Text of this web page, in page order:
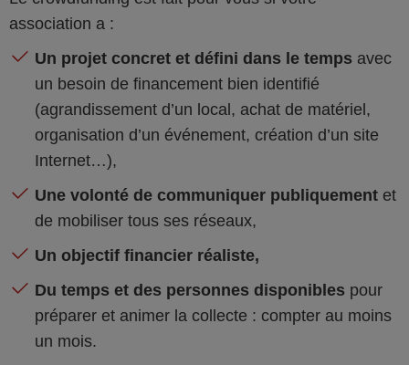
association a :
Un projet concret et défini dans le temps avec
un besoin de financement bien identifié
(agrandissement d’un local, achat de matériel,
organisation d’un événement, création d’un site
Internet…),
Une volonté de communiquer publiquement et
de mobiliser tous ses réseaux,
Un objectif financier réaliste,
Du temps et des personnes disponibles pour
préparer et animer la collecte : compter au moins
un mois.